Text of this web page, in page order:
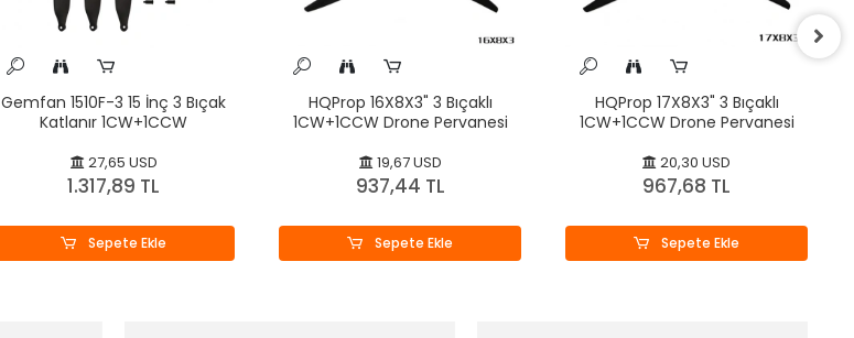
Gemfan 1510F-3 15 İnç 3 Bıçak
Katlanır 1CW+1CCW
27,65 USD
1.317,89 TL
Sepete Ekle
HQProp 16X8X3" 3 Bıçaklı
1CW+1CCW Drone Pervanesi
19,67 USD
937,44 TL
Sepete Ekle
HQProp 17X8X3" 3 Bıçaklı
1CW+1CCW Drone Pervanesi
20,30 USD
967,68 TL
Sepete Ekle